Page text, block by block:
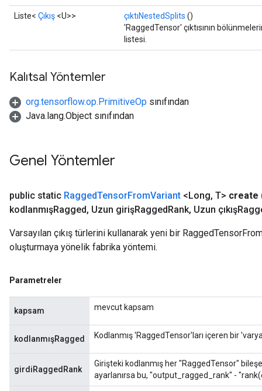
Liste< Çıkış <U>> çıktıNestedSplits ()
'RaggedTensor' çıktısının
listesi.
Kalıtsal Yöntemler
org.tensorflow.op.PrimitiveOp sınıfından
Java.lang.Object sınıfından
Genel Yöntemler
public static RaggedTensorFromVariant <Long, T> create
kodlanmışRagged, Uzun girişRaggedRank, Uzun
Varsayılan çıkış türlerini kullanarak yeni bir
oluşturmaya yönelik fabrika yöntemi.
Parametreler
kapsam mevcut kapsam
kodlanmışRagged Kodlanmış 'RaggedTensor'ları içeren bir
girdiRaggedRank
Girişteki kodlanmış her "RaggedTensor"
ayarlanırsa bu, "output_ragged_rank" -